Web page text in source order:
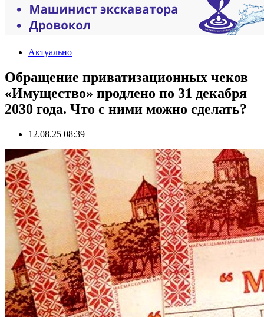
Актуально
Обращение приватизационных чеков
«Имущество» продлено по 31 декабря
2030 года. Что с ними можно сделать?
12.08.25 08:39